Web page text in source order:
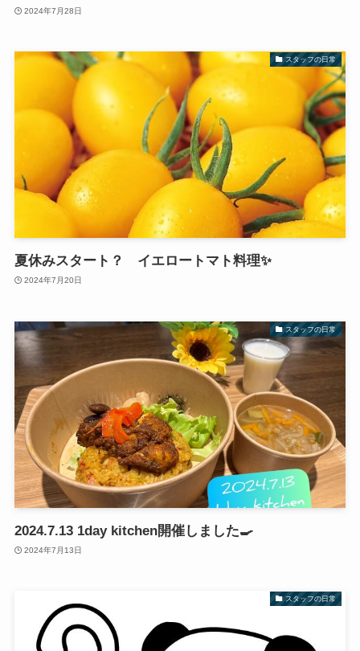
2024年7月28日
スタッフの日常
夏休みスタート？ イエロートマト料理✨
2024年7月20日
スタッフの日常
2024.7.13 1day kitchen開催しました🍳
2024年7月13日
スタッフの日常